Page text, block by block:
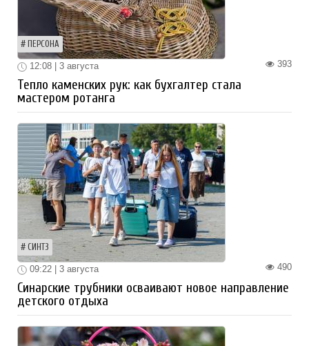
ПЕРСОНА
393
12:08 | 3 августа
Тепло каменских рук: как бухгалтер стала
мастером ротанга
СИНТЗ
490
09:22 | 3 августа
Синарские трубники осваивают новое направление
детского отдыха